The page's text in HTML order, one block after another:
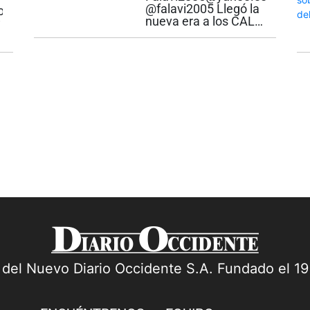
menos, sin olvidar su
alto simbolismo!......
@falavi2005 Llegó la
nueva era a los CALIs
Todo hay que decirlo:
Nuevo Diario Occidente S.A. Fundado el